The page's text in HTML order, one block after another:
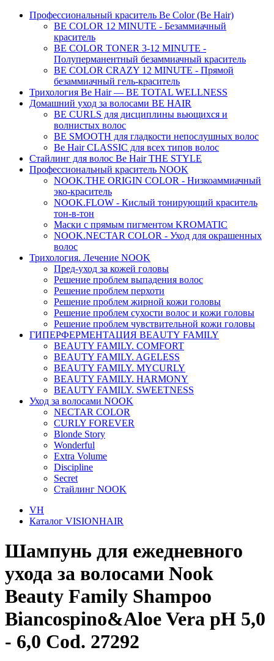
Профессиональный краситель Be Color (Be Hair)
BE COLOR 12 MINUTE - Безаммиачный
краситель
BE COLOR TONER 3-12 MINUTE -
Полуперманентный безаммиачный краситель
BE COLOR CRAZY 12 MINUTE - Прямой
безаммиачный гель-краситель
Трихология Be Hair — BE TOTAL WELLNESS
Домашний уход за волосами BE HAIR
BE CURLS для дисциплины вьющихся и
волнистых волос
BE SMOOTH для гладкости непослушных волос
Be Hair CLASSIC для всех типов волос
Стайлинг для волос Be Hair THE STYLE
Профессиональный краситель NOOK
NOOK.THE ORIGIN COLOR - Низкоаммиачный
эко-краситель
NOOK.FLOW - Кислый тонирующий краситель
тон-в-тон
Маски с прямым пигментом KROMATIC
NOOK.NECTAR COLOR - Уход для окрашенных
волос
Трихология. Лечение NOOK
Пред-уход за кожей головы
Решение проблем выпадения волос
Решение проблем перхоти
Решение проблем жирной кожи головы
Решение проблем сухости волос и кожи головы
Решение проблем чувствительной кожи головы
ГИПЕРФЕРМЕНТАЦИЯ BEAUTY FAMILY
BEAUTY FAMILY. COMFORT
BEAUTY FAMILY. AGELESS
BEAUTY FAMILY. MYCURLY
BEAUTY FAMILY. HARMONY
BEAUTY FAMILY. SWEETNESS
Уход за волосами NOOK
NECTAR COLOR
CURLY FOREVER
Blonde Story
Wonderful
Extra Volume
Discipline
Secret
Стайлинг NOOK
VH
Каталог VISIONHAIR
Шампунь для ежедневного
ухода за волосами Nook
Beauty Family Shampoo
Biancospino&Aloe Vera pH 5,0
- 6,0 Cod. 27292